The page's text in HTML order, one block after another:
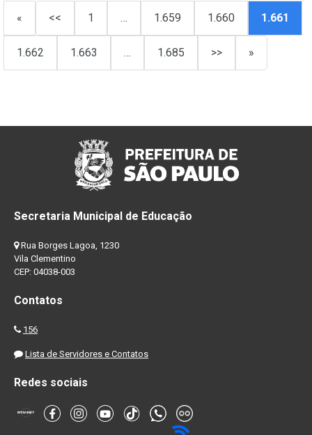
« << 1 … 1.659 1.660 1.661
1.662 1.663 … 1.685 >> »
Secretaria Municipal de Educação
Rua Borges Lagoa, 1230
Vila Clementino
CEP: 04038-003
Contatos
156
Lista de Servidores e Contatos
Redes sociais